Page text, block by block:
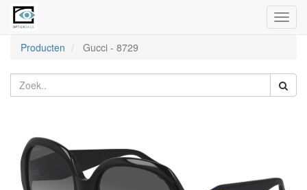
Producten
Gucci - 8729